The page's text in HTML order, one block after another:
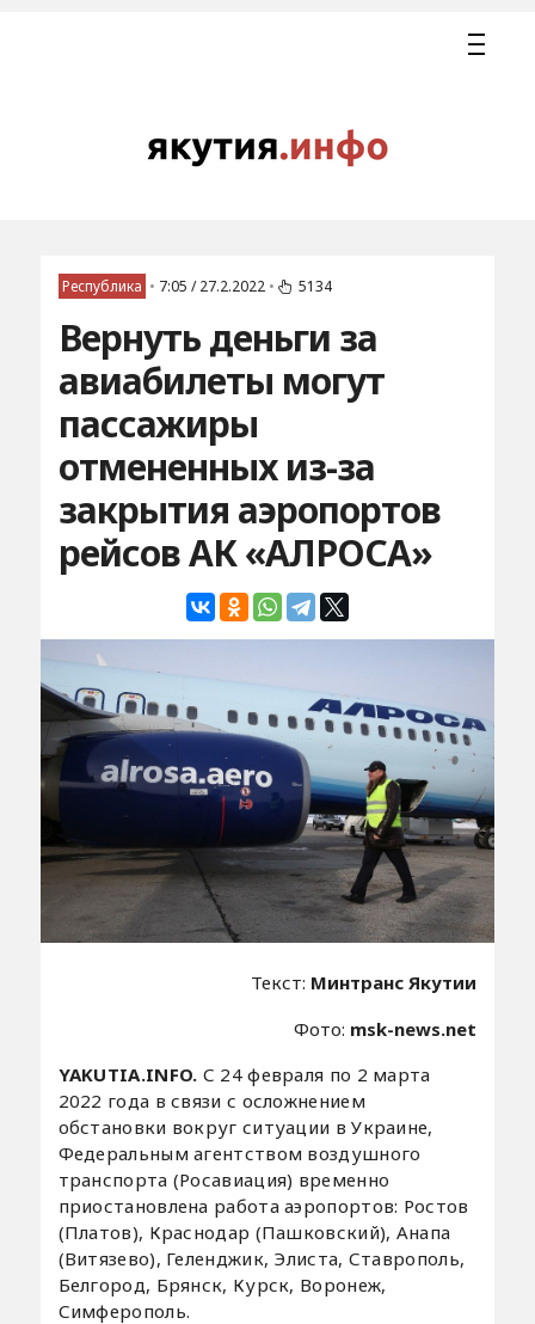
Республика • 7:05 / 27.2.2022 • 5134
Вернуть деньги за
авиабилеты могут
пассажиры
отмененных из-за
закрытия аэропортов
рейсов АК «АЛРОСА»
Текст: Минтранс Якутии
Фото: msk-news.net
YAKUTIA.INFO. С 24 февраля по 2 марта
2022 года в связи с осложнением
обстановки вокруг ситуации в Украине,
Федеральным агентством воздушного
транспорта (Росавиация) временно
приостановлена работа аэропортов: Ростов
(Платов), Краснодар (Пашковский), Анапа
(Витязево), Геленджик, Элиста, Ставрополь,
Белгород, Брянск, Курск, Воронеж,
Симферополь.